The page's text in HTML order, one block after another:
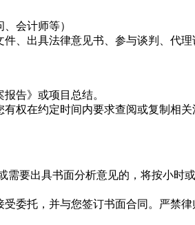
会计师等）
、出具法律意见书、参与谈判、代理
告》或项目总结。
权在约定时间内要求查阅或复制相
要出具书面分析意见的，将按小时
委托，并与您签订书面合同。严禁律